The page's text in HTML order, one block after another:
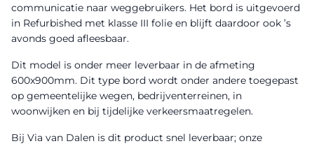
communicatie naar weggebruikers. Het bord is uitgevoerd
in Refurbished met klasse III folie en blijft daardoor ook ’s
avonds goed afleesbaar.
Dit model is onder meer leverbaar in de afmeting
600x900mm. Dit type bord wordt onder andere toegepast
op gemeentelijke wegen, bedrijventerreinen, in
woonwijken en bij tijdelijke verkeersmaatregelen.
Bij Via van Dalen is dit product snel leverbaar; onze